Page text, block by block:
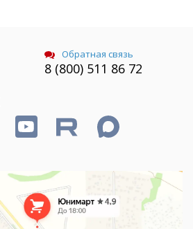
Обратная связь
8 (800) 511 86 72